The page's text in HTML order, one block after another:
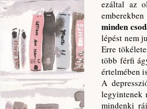
ezáltal az
minden
lépést nem
Erre
több férfi
értelmében
A
legyintenek
mindenki